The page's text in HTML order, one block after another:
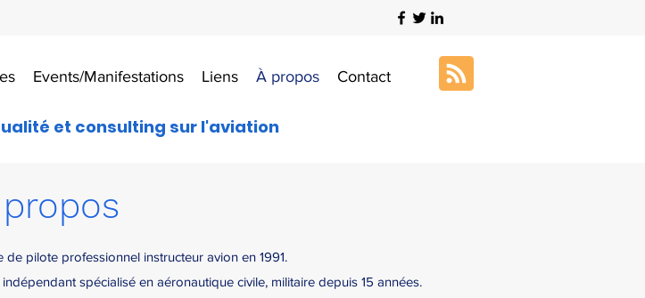
Events/Manifestations Liens À propos Contact
et consulting sur l'aviation
pilote professionnel instructeur avion en 1991.
spécialisé en aéronautique civile, militaire depuis 15 années.